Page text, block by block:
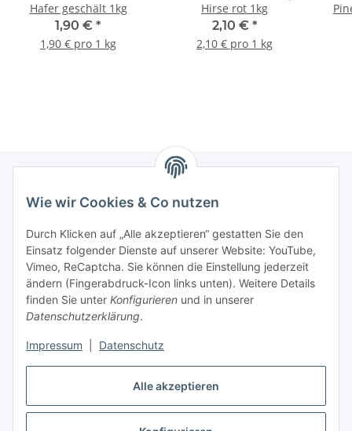
Alle akzeptieren
Wie wir Cookies & Co nutzen
Durch Klicken auf „Alle akzeptieren“ gestatten Sie den
Einsatz folgender Dienste auf unserer Website: YouTube,
Vimeo, ReCaptcha. Sie können die Einstellung jederzeit
ändern (Fingerabdruck-Icon links unten). Weitere Details
finden Sie unter Konfigurieren und in unserer
Datenschutzerklärung.
Impressum Datenschutz
Hafer geschält 1kg
1,90 € *
1,90 € pro 1 kg
Hirse rot 1kg
2,10 € *
2,10 € pro 1 kg
Informationen
Gesetzliche Informationen
Mein Konto
masterframe GmbH